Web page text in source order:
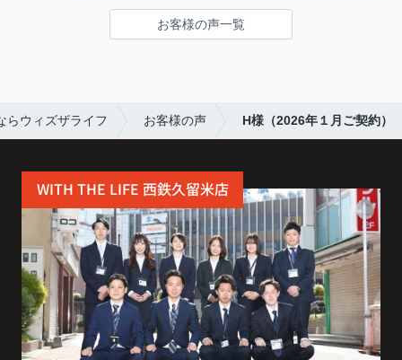
お客様の声一覧
らウィズザライフ お客様の声 H様（2026年１月ご契約）
WITH THE LIFE 西鉄久留米店